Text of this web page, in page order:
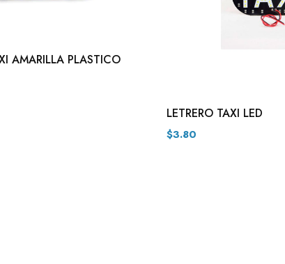
AMARILLA PLASTICO
LETRERO TAXI LED
$3.80